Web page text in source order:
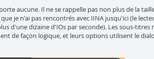
aucune. Il ne se rappelle pas non plus de la
je n'ai pas rencontrés avec IINA jusqu'ici (le
d'une dizaine d'IOs par seconde). Les sous-
de façon logique, et leurs options utilisent le